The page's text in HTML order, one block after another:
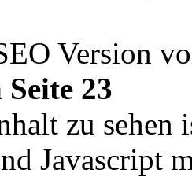
Version
23
zu sehen
Javascript